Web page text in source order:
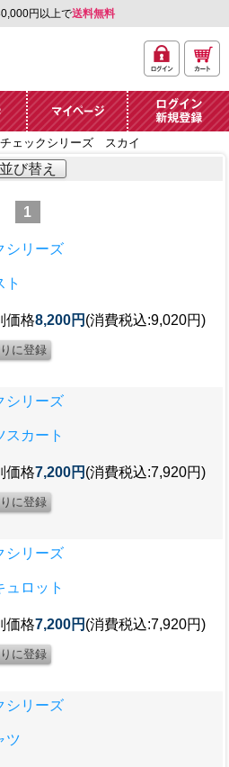
円以上で送料無料
イン
ト
マイページ
ログイン・新規
ェックシリーズ スカイ
並び替え
1
シリーズ
ト
価格8,200円 (消費税込:9,020円)
シリーズ
スカート
価格7,200円 (消費税込:7,920円)
シリーズ
ュロット
価格7,200円 (消費税込:7,920円)
シリーズ
ツ